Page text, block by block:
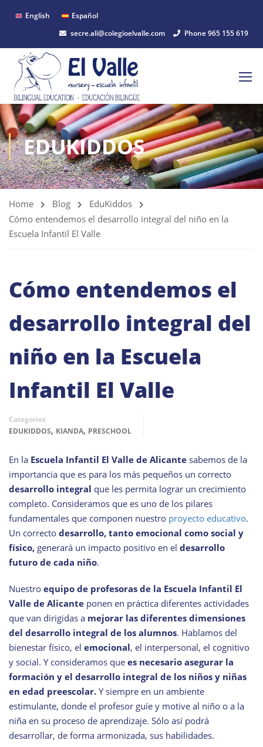
English
Español
secre.ali@colegioelvalle.com
Phone 965 155 619
EDUKIDDOS
Home Blog
EduKiddos
Cómo entendemos el desarrollo integral del niño en la
Escuela Infantil El Valle
Cómo entendemos el
desarrollo integral del
niño en la Escuela
Infantil El Valle
Categories
EDUKIDDOS, KIANDA, PRESCHOOL
En la Escuela Infantil El Valle de Alicante sabemos de la
importancia que es para los más pequeños un correcto
desarrollo integral que les permita lograr un crecimiento
completo. Consideramos que es uno de los pilares
fundamentales que componen nuestro proyecto educativo.
Un correcto desarrollo, tanto emocional como social y
físico, generará un impacto positivo en el desarrollo
futuro de cada niño.
Nuestro equipo de profesoras de la Escuela Infantil El
Valle de Alicante ponen en práctica diferentes actividades
que van dirigidas a mejorar las diferentes dimensiones
del desarrollo integral de los alumnos. Hablamos del
bienestar físico, el emocional, el interpersonal, el cognitivo
y social. Y consideramos que es necesario asegurar la
formación y el desarrollo integral de los niños y niñas
en edad preescolar. Y siempre en un ambiente
estimulante, donde el profesor guíe y motive al niño o a la
niña en su proceso de aprendizaje. Sólo así podrá
desarrollar, de forma armonizada, sus habilidades.